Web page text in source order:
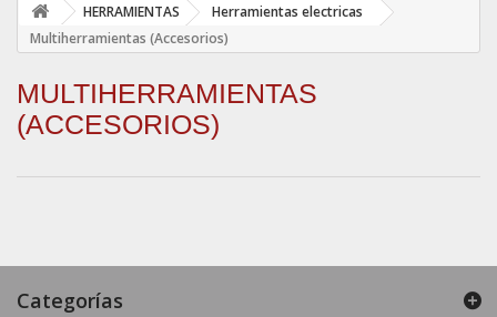
HERRAMIENTAS
Herramientas electricas
Multiherramientas (Accesorios)
MULTIHERRAMIENTAS
(ACCESORIOS)
Categorías